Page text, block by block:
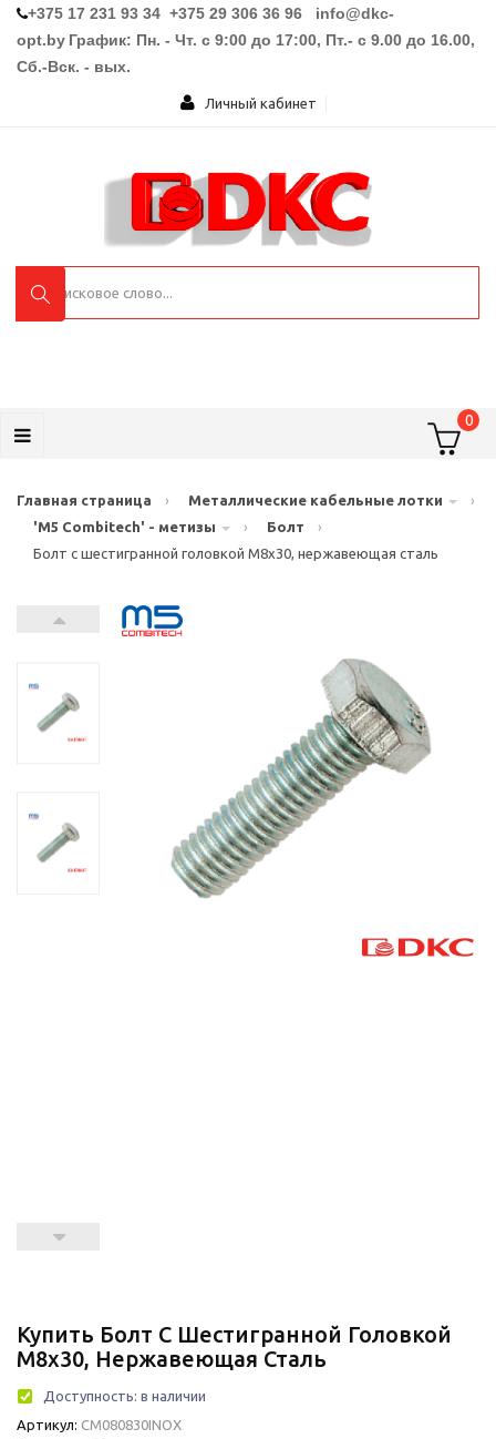
+375 17 231 93 34 +375 29 306 36 96 info@dkc-
opt.by График: Пн. - Чт. с 9:00 до 17:00, Пт.- с 9.00 до 16.00,
Сб.-Вск. - вых.
Личный кабинет
0
Главная страница › Металлические кабельные лотки
›
'M5 Combitech' - метизы
› Болт
›
Болт с шестигранной головкой М8х30, нержавеющая сталь
Купить Болт С Шестигранной Головкой
М8х30, Нержавеющая Сталь
Доступность: в наличии
Артикул: CM080830INOX